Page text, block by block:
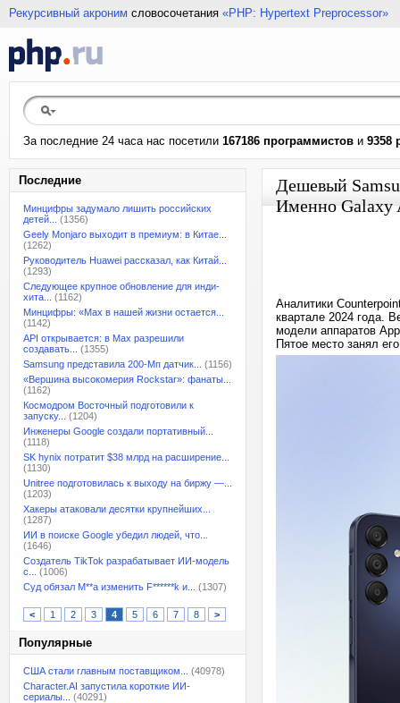
Рекурсивный акроним словосочетания «PHP: Hypertext Preprocessor»
За последние 24 часа нас посетили 167186 программистов и 9358
Последние
Минцифры задумало лишить российских
детей...
(1356)
Geely Monjaro выходит в премиум: в Китае...
(1262)
Руководитель Huawei рассказал, как Китай...
(1293)
Следующее крупное обновление для инди-
хита...
(1162)
Минцифры: «Max в нашей жизни остается...
(1142)
API открывается: в Max разрешили
создавать...
(1355)
Samsung представила 200-Мп датчик...
(1156)
«Вершина высокомерия Rockstar»: фанаты...
(1162)
Космодром Восточный подготовили к
запуску...
(1204)
Инженеры Google создали портативный...
(1118)
SK hynix потратит $38 млрд на расширение...
(1130)
Unitree подготовилась к выходу на биржу —...
(1203)
Хакеры атаковали десятки крупнейших...
(1287)
ИИ в поиске Google убедил людей, что...
(1646)
Создатель TikTok разрабатывает ИИ-модель
с...
(1006)
Суд обязал M**a изменить F******k и...
(1307)
< 1 2 3 4 5 6 7 8 >
Популярные
США стали главным поставщиком...
(40978)
Character.AI запустила короткие ИИ-
сериалы...
(40291)
Дешевый
Именно Galaxy
Аналитики
квартале 2024 года.
модели аппаратов
Пятое место занял